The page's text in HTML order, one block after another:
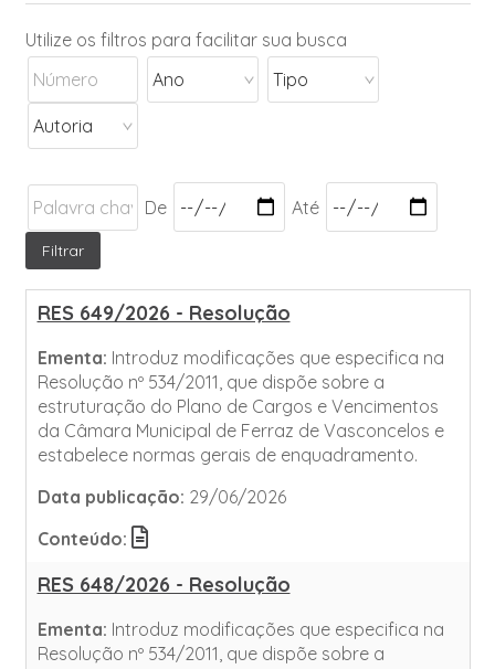
Utilize os filtros para facilitar sua busca
De Até
RES 649/2026 - Resolução
Ementa: Introduz modificações que especifica na
Resolução nº 534/2011, que dispõe sobre a
estruturação do Plano de Cargos e Vencimentos
da Câmara Municipal de Ferraz de Vasconcelos e
estabelece normas gerais de enquadramento.
Data publicação: 29/06/2026
Conteúdo:
RES 648/2026 - Resolução
Ementa: Introduz modificações que especifica na
Resolução nº 534/2011, que dispõe sobre a